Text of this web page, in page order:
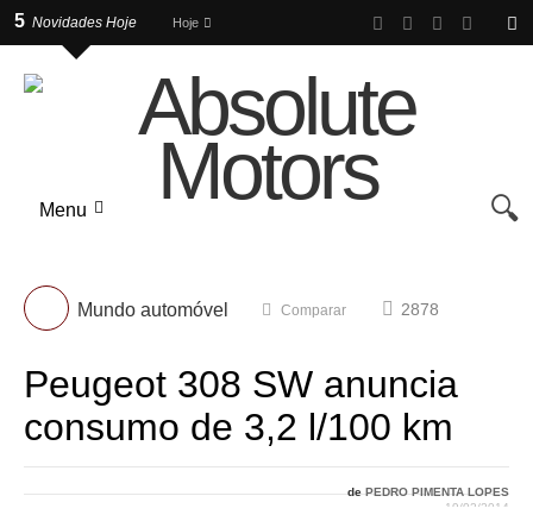
5 Novidades Hoje Hoje
Menu
Mundo automóvel Comparar 2878
Peugeot 308 SW anuncia
consumo de 3,2 l/100 km
dePEDRO PIMENTA LOPES
19/02/2014